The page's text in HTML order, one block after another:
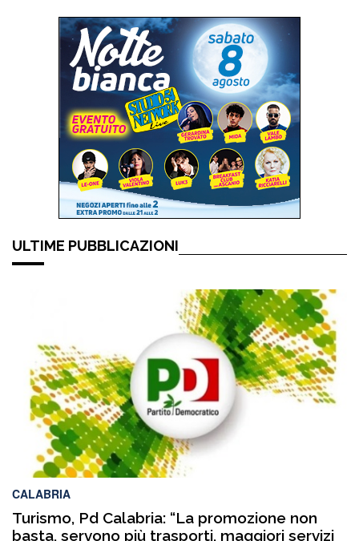
ULTIME PUBBLICAZIONI
CALABRIA
Turismo, Pd Calabria: “La promozione non
basta, servono più trasporti, maggiori servizi